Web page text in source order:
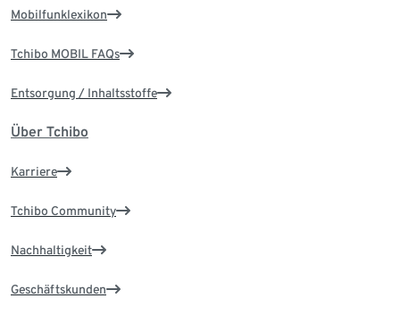
Mobilfunklexikon
Tchibo MOBIL FAQs
Entsorgung / Inhaltsstoffe
Über Tchibo
Karriere
Tchibo Community
Nachhaltigkeit
Geschäftskunden